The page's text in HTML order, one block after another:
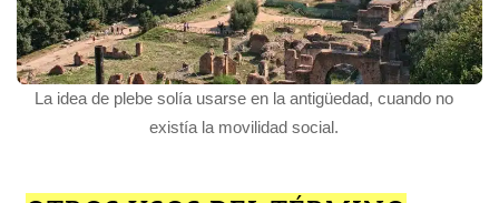
La idea de plebe solía usarse en la antigüedad, cuando no
existía la movilidad social.